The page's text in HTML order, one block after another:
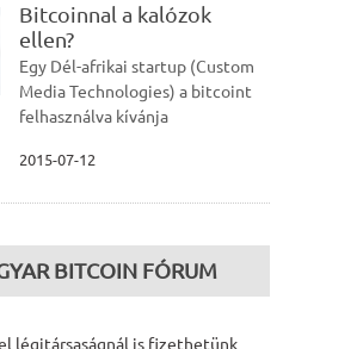
Bitcoinnal a kalózok
ellen?
Egy Dél-afrikai startup (Custom
Media Technologies) a bitcoint
felhasználva kívánja
2015-07-12
BITCOIN FÓRUM
légitársaságnál is fizethetünk